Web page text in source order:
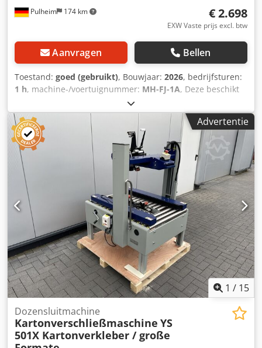
Pulheim 174 km € 2.698
EXW Vaste prijs excl. btw
Aanvragen Bellen
Toestand: goed (gebruikt), Bouwjaar: 2026, bedrijfsturen:
1 h, machine-/voertuignummer: MH-FJ-1A, Deze beschikt
over een zijdelings aangedreven bandsysteem en een
extra aandrijfband aan de bovenzijde van de machine. Het
voordeel is de stabiliteit – hoge dozen kunnen hierdoor
niet zijwaarts omvallen. Doosformaten: Lengte 150 – ∞ mm
Breedte 120 – 480 mm Hoogte 120 – 480 mm Technische
gegevens: Lengte 1.090 mm Breedte 1.050 mm Gewicht
200 kg Bedrijfsspanning 220 V CE-markering Chodpfx Aezr
Hm Sjmhja Accessoires: Voor ons VOGEL-
dozensluiterprogramma bieden wij rollen, aan- en
aflooptafels en rollenbanen aan.
Advertentie
1 / 15
Dozensluitmachine
Kartonverschließmaschine YS
501X Kartonverkleber / große